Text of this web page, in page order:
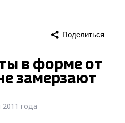
Поделиться
в форме от
замерзают
года